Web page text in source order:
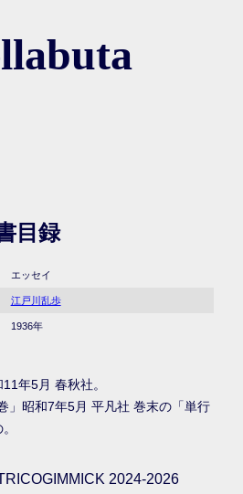
目録
エッセイ
江戸川乱歩
1936年
年5月 春秋社。
」昭和7年5月 平凡社 巻末の「単行
2024-2026